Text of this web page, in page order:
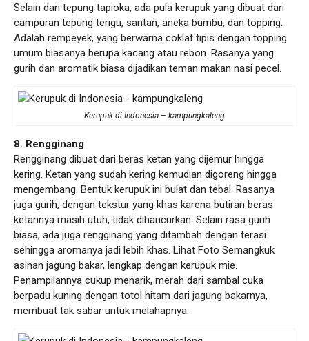
Selain dari tepung tapioka, ada pula kerupuk yang dibuat dari
campuran tepung terigu, santan, aneka bumbu, dan topping.
Adalah rempeyek, yang berwarna coklat tipis dengan topping
umum biasanya berupa kacang atau rebon. Rasanya yang
gurih dan aromatik biasa dijadikan teman makan nasi pecel.
Kerupuk di Indonesia – kampungkaleng
8. Rengginang
Rengginang dibuat dari beras ketan yang dijemur hingga
kering. Ketan yang sudah kering kemudian digoreng hingga
mengembang. Bentuk kerupuk ini bulat dan tebal. Rasanya
juga gurih, dengan tekstur yang khas karena butiran beras
ketannya masih utuh, tidak dihancurkan. Selain rasa gurih
biasa, ada juga rengginang yang ditambah dengan terasi
sehingga aromanya jadi lebih khas. Lihat Foto Semangkuk
asinan jagung bakar, lengkap dengan kerupuk mie.
Penampilannya cukup menarik, merah dari sambal cuka
berpadu kuning dengan totol hitam dari jagung bakarnya,
membuat tak sabar untuk melahapnya.